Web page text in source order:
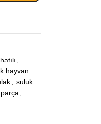
hayvan
suluk